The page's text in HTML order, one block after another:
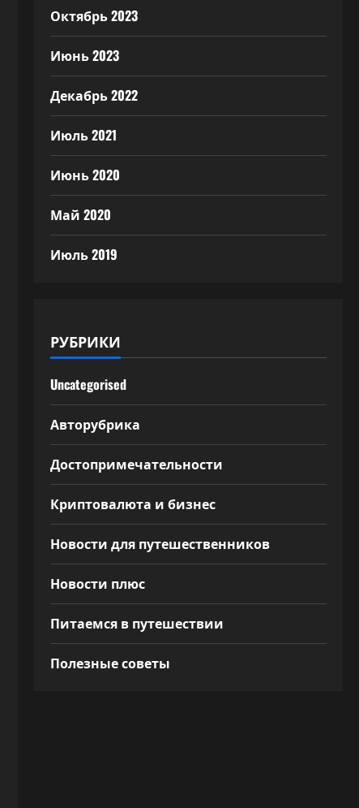
Октябрь 2023
Июнь 2023
Декабрь 2022
Июль 2021
Июнь 2020
Май 2020
Июль 2019
РУБРИКИ
Uncategorised
Авторубрика
Достопримечательности
Криптовалюта и бизнес
Новости для путешественников
Новости плюс
Питаемся в путешествии
Полезные советы